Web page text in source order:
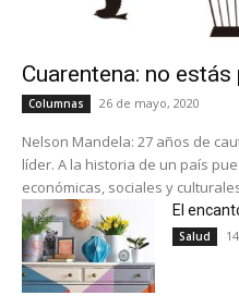
Cuarentena: no
Columnas 26 de mayo, 2020
Nelson Mandela: 27 años de
líder. A la historia de un país
económicas, sociales y
El
Salud